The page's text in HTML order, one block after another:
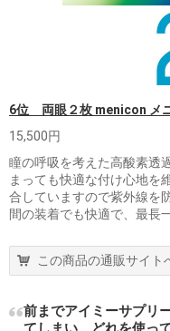
6位 両眼２枚 menicon メ
15,500円
瞳の呼吸を考えた高酸素透
まっても快適な付け心地を
合していますので紫外線を
間の装着でも快適で、最長
この商品の通販サイト
前までアイミーサプリ